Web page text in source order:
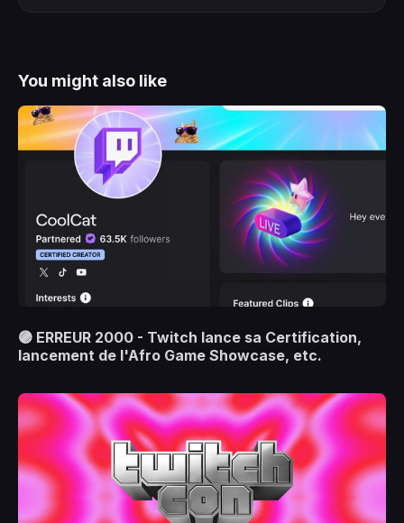
You might also like
🟣 ERREUR 2000 - Twitch lance sa Certification,
lancement de l'Afro Game Showcase, etc.